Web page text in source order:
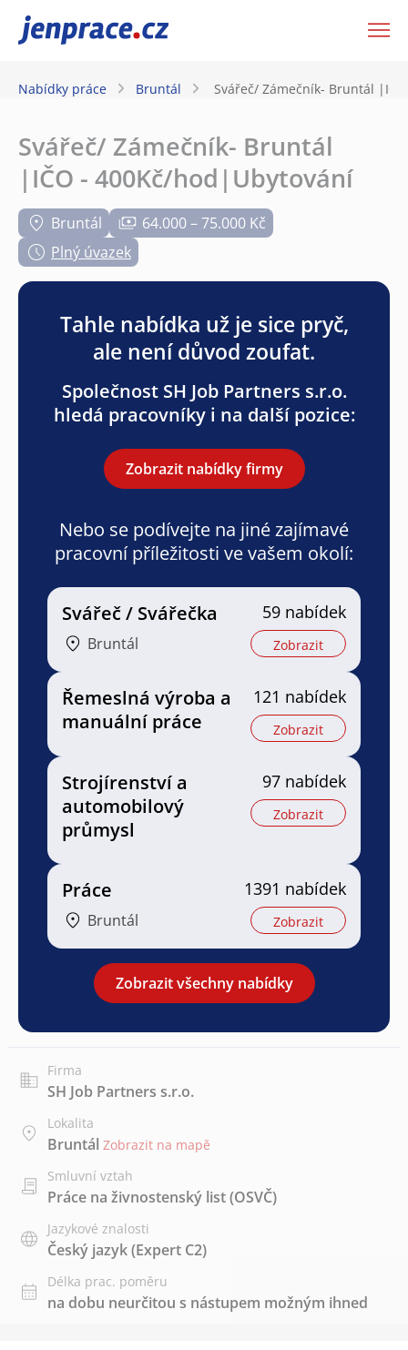
JenPráce.cz
Nabídky práce Bruntál Svářeč/ Zámečník- Bruntál
Svářeč/ Zámečník- Bruntál
|IČO - 400Kč/hod|Ubytování
Bruntál
64.000 – 75.000 Kč
Plný úvazek
Tahle nabídka už je sice pryč,
ale není důvod zoufat.
Společnost SH Job Partners s.r.o.
hledá pracovníky i na další pozice:
Zobrazit nabídky firmy
Nebo se podívejte na jiné zajímavé
pracovní příležitosti ve vašem okolí:
Svářeč / Svářečka
Bruntál
59 nabídek
Zobrazit
Řemeslná výroba a
manuální práce
121 nabídek
Zobrazit
Strojírenství a
automobilový
průmysl
97 nabídek
Zobrazit
Práce
Bruntál
1391 nabídek
Zobrazit
Zobrazit všechny nabídky
Firma
SH Job Partners s.r.o.
Lokalita
Bruntál Zobrazit na mapě
Smluvní vztah
Práce na živnostenský list (OSVČ)
Jazykové znalosti
Český jazyk(Expert C2)
Délka prac. poměru
na dobu neurčitou s nástupem možným ihned